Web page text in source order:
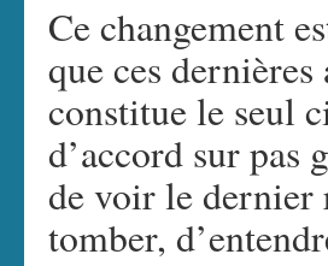
Ce changement
que ces
constitue le seul
d’accord sur pas
de voir le dernier
tomber,